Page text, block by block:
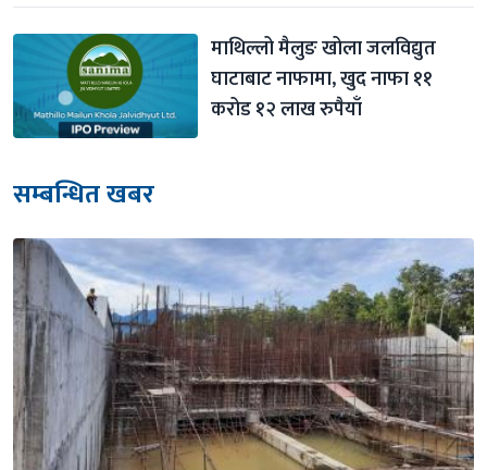
माथिल्लो मैलुङ खोला जलविद्युत
घाटाबाट नाफामा, खुद नाफा ११
करोड १२ लाख रुपैयाँ
सम्बन्धित खबर